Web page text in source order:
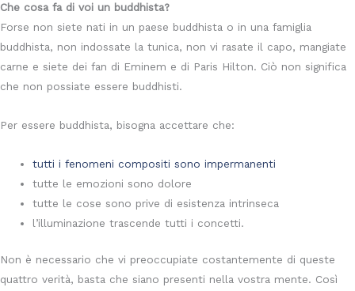
Che cosa fa di voi un buddhista?
Forse non siete nati in un paese buddhista o in una famiglia
buddhista, non indossate la tunica, non vi rasate il capo, mangiate
carne e siete dei fan di Eminem e di Paris Hilton. Ciò non significa
che non possiate essere buddhisti.
Per essere buddhista, bisogna accettare che:
tutti i fenomeni compositi sono impermanenti
tutte le emozioni sono dolore
tutte le cose sono prive di esistenza intrinseca
l’illuminazione trascende tutti i concetti.
Non è necessario che vi preoccupiate costantemente di queste
quattro verità, basta che siano presenti nella vostra mente. Così